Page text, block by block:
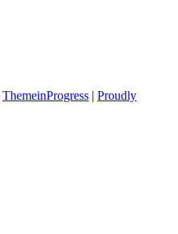
ThemeinProgress | Proudly